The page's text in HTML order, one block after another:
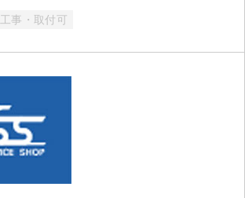
工事・取付可